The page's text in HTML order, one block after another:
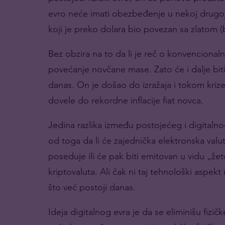
evro neće imati obezbeđenje u nekoj
koji je preko dolara bio povezan sa zlatom
Bez obzira na to da li je reč o
povećanje novčane mase. Zato će i dalje
danas. On je došao do izražaja i tokom
dovele do rekordne inflacije fiat novca.
Jedina razlika između postojećeg i
od toga da li će zajednička elektronska
poseduje ili će pak biti emitovan u vidu
kriptovaluta. Ali čak ni taj tehnološki aspekt
što već postoji danas.
Ideja digitalnog evra je da se eliminišu